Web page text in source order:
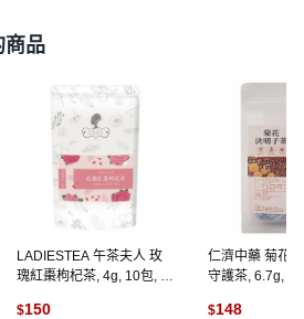
商品
LADIESTEA 午茶夫人 玫
瑰紅棗枸杞茶, 4g, 10包, 1
$150
仁濟中藥 菊花
守護茶, 6.7g,
$148